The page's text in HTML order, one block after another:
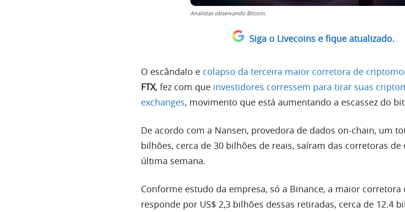
Analistas observando Bitcoin.
Siga o Livecoins e fique atualizado.
O escândalo e colapso da terceira maior corretora de
FTX, fez com que investidores corressem para tirar suas
exchanges, movimento que está aumentando a escassez do
De acordo com a Nansen, provedora de dados on-chain, um
bilhões, cerca de 30 bilhões de reais, saíram das corretoras
última semana.
Conforme estudo da empresa, só a Binance, a maior corretora
responde por US$ 2,3 bilhões dessas retiradas, cerca de 12.4